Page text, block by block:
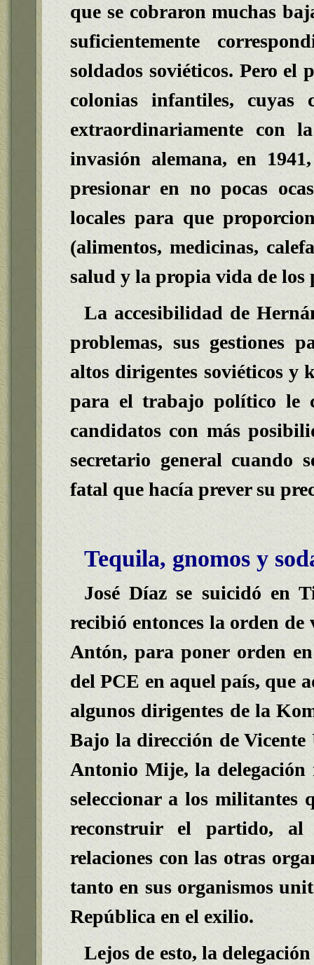
que se cobraron muchas
suficientemente
soldados soviéticos. Pero
colonias infantiles, cuyas
extraordinariamente con
invasión alemana, en
presionar en no pocas
locales para que
(alimentos, medicinas,
salud y la propia vida de los
La accesibilidad de
problemas, sus gestiones
altos dirigentes soviéticos y
para el trabajo político le
candidatos con más
secretario general cuando
fatal que hacía prever su
Tequila, gnomos y
José Díaz se suicidó en
recibió entonces la orden
Antón, para poner orden
del PCE en aquel país, que
algunos dirigentes de la
Bajo la dirección de
Antonio Mije, la delegación
seleccionar a los militantes
reconstruir el partido, al
relaciones con las otras
tanto en sus organismos
República en el exilio.
Lejos de esto, la